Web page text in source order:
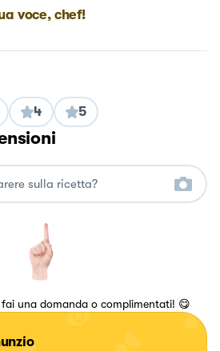
voce, chef!
4 5
una domanda o complimentati! 😋